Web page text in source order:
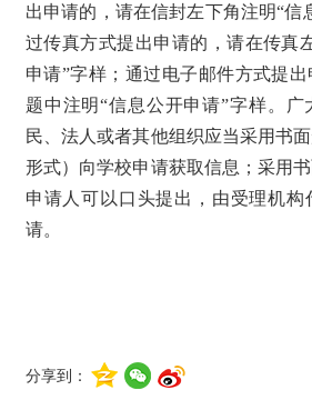
出申请的，请在信封左下角注明“信
过传真方式提出申请的，请在传真
申请”字样；通过电子邮件方式提
题中注明“信息公开申请”字样。广
民、法人或者其他组织应当采用书
形式）向学校申请获取信息；采用
申请人可以口头提出，由受理机构
请。
分享到：